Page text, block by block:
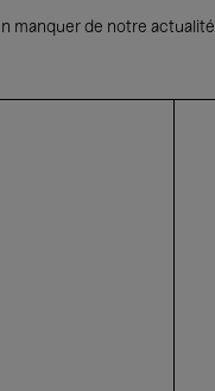
manquer de notre actualité